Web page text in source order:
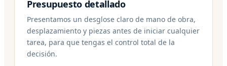
Presupuesto detallado
Presentamos un desglose claro de mano de obra,
desplazamiento y piezas antes de iniciar cualquier
tarea, para que tengas el control total de la
decisión.